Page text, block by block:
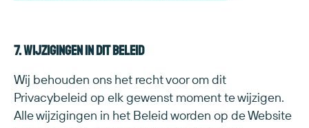
7. Wijzigingen in dit beleid
Wij behouden ons het recht voor om dit
Privacybeleid op elk gewenst moment te wijzigen.
Alle wijzigingen in het Beleid worden op de Website